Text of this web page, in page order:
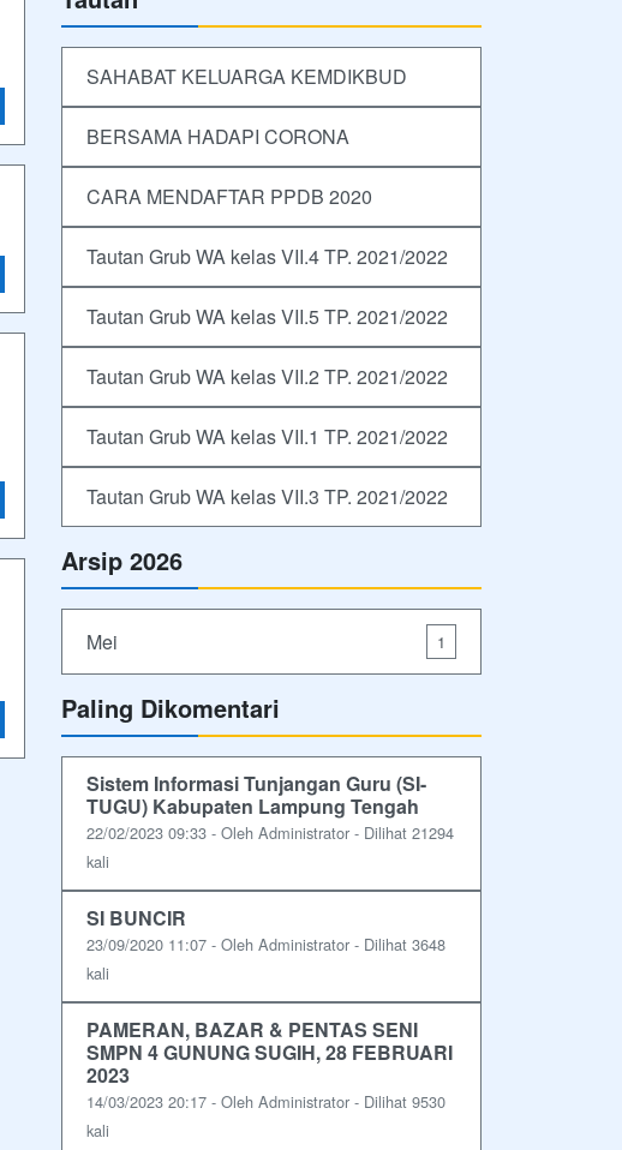
SAHABAT KELUARGA KEMDIKBUD
BERSAMA HADAPI CORONA
CARA MENDAFTAR PPDB 2020
Tautan Grub WA kelas VII.4 TP. 2021/2022
Tautan Grub WA kelas VII.5 TP. 2021/2022
Tautan Grub WA kelas VII.2 TP. 2021/2022
Tautan Grub WA kelas VII.1 TP. 2021/2022
Tautan Grub WA kelas VII.3 TP. 2021/2022
Arsip 2026
Mei 1
Paling Dikomentari
Sistem Informasi Tunjangan Guru (SI-
TUGU) Kabupaten Lampung Tengah
22/02/2023 09:33 - Oleh Administrator - Dilihat 21294
kali
SI BUNCIR
23/09/2020 11:07 - Oleh Administrator - Dilihat 3648
kali
PAMERAN, BAZAR & PENTAS SENI
SMPN 4 GUNUNG SUGIH, 28 FEBRUARI
2023
14/03/2023 20:17 - Oleh Administrator - Dilihat 9530
kali